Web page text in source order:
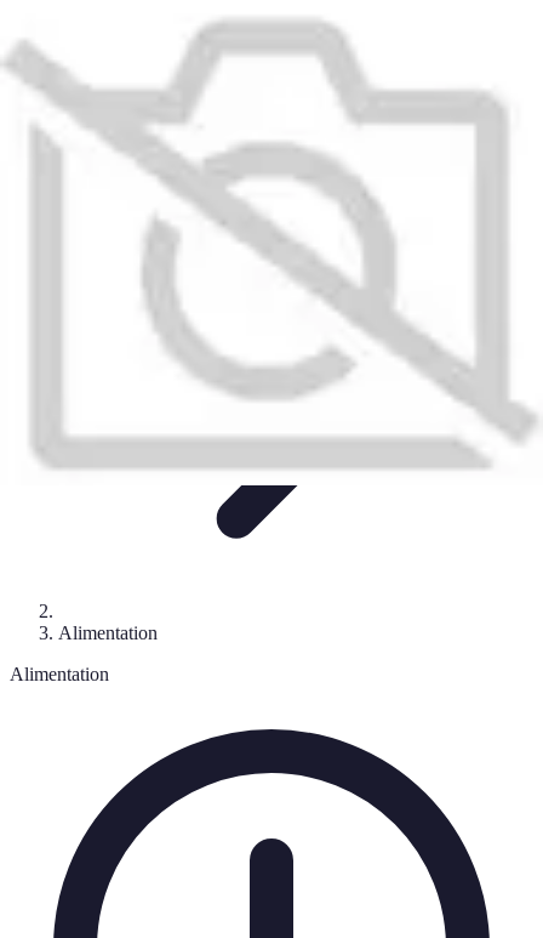
Astuces Quotidiennes
Budget et Épargne
Économiques
Économies Domestiques
Économiser Facile
Alimentation
Alimentation